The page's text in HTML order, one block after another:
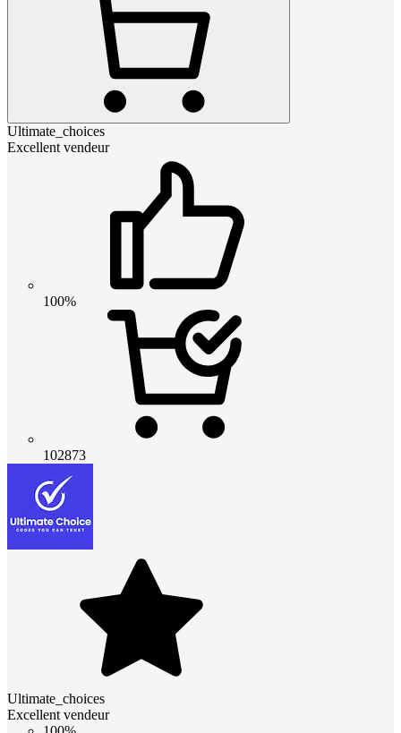
Ultimate_choices
Excellent vendeur
100%
102873
Ultimate_choices
Excellent vendeur